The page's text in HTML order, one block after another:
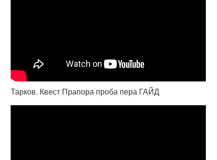
Тарков. Квест Прапора проба пера ГАЙД